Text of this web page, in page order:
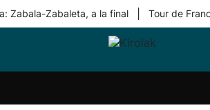
Zabala-Zabaleta, a la final Tour de
Equipos